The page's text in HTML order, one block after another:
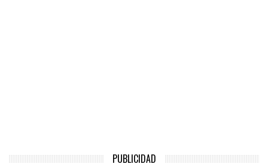
PUBLICIDAD